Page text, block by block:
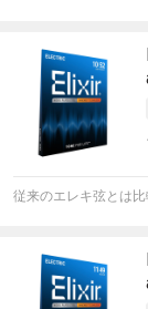
従来のエレキ弦とは